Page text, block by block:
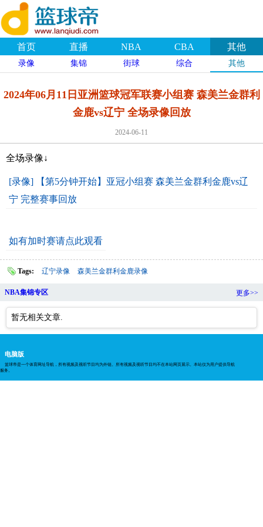
首页 直播 NBA CBA 其他
录像 集锦 街球 综合 其他
2024年06月11日亚洲篮球冠军联赛小组赛 森美兰金群利
金鹿vs辽宁 全场录像回放
2024-06-11
全场录像↓
[录像] 【第5分钟开始】亚冠小组赛 森美兰金群利金鹿vs辽
宁 完整赛事回放
如有加时赛请点此观看
Tags: 辽宁录像 森美兰金群利金鹿录像
NBA集锦专区 更多>>
暂无相关文章.
电脑版
篮球帝是一个体育网址导航，所有视频及视听节目均为外链。所有视频及视听节目均不在本站网页展示。本站仅为用户提供导航
服务。